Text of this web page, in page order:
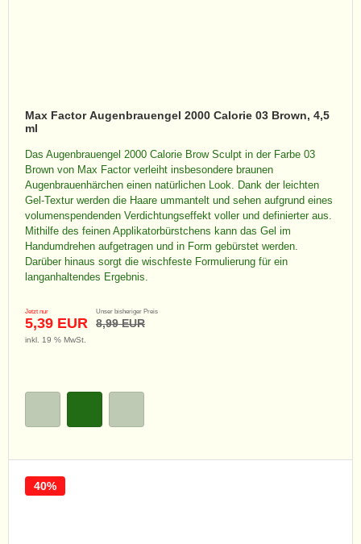
Max Factor Augenbrauengel 2000 Calorie 03 Brown, 4,5
ml
Das Augenbrauengel 2000 Calorie Brow Sculpt in der Farbe 03
Brown von Max Factor verleiht insbesondere braunen
Augenbrauenhärchen einen natürlichen Look. Dank der leichten
Gel-Textur werden die Haare ummantelt und sehen aufgrund eines
volumenspendenden Verdichtungseffekt voller und definierter aus.
Mithilfe des feinen Applikatorbürstchens kann das Gel im
Handumdrehen aufgetragen und in Form gebürstet werden.
Darüber hinaus sorgt die wischfeste Formulierung für ein
langanhaltendes Ergebnis.
Jetzt nur
5,39 EUR
Unser bisheriger Preis
8,99 EUR
inkl. 19 % MwSt.
40%